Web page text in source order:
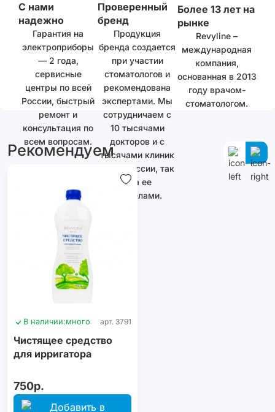
С нами
надежно
Гарантия на
электроприборы
— 2 года,
сервисные
центры по всей
России, быстрый
ремонт и
консультация по
всем вопросам.
Проверенный
бренд
Продукция
бренда создается
при участии
стоматологов и
рекомендована
экспертами. Мы
сотрудничаем с
10 тысячами
докторов и с
тысячами клиник
как в России, так
и за ее
пределами.
Более 13 лет на
рынке
Revyline –
международная
компания,
основанная в 2013
году врачом-
стоматологом.
Рекомендуем
В наличии:много арт. 3791
Чистящее средство
для ирригатора
750р.